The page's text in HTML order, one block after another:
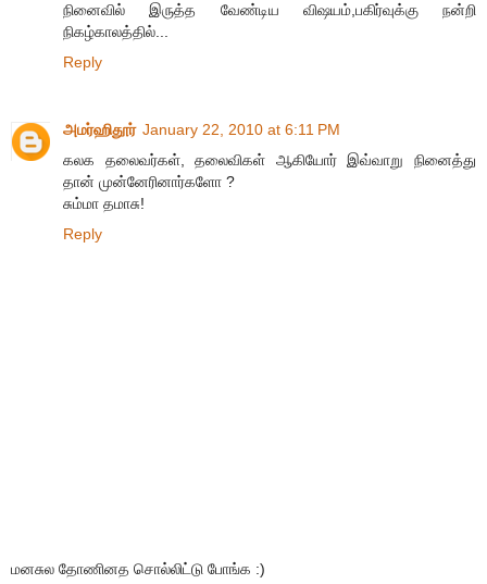
நினைவில் இருத்த வேண்டிய விஷயம்,பகிர்வுக்கு நன்றி
நிகழ்காலத்தில்...
Reply
அமர்ஹிதூர் January 22, 2010 at 6:11 PM
கலக தலைவர்கள், தலைவிகள் ஆகியோர் இவ்வாறு நினைத்து
தான் முன்னேரினார்களோ ?
சும்மா தமாசு!
Reply
மனசுல தோணினத சொல்லிட்டு போங்க :)